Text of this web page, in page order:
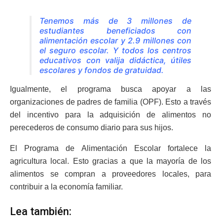
Tenemos más de 3 millones de
estudiantes beneficiados con
alimentación escolar y 2.9 millones con
el seguro escolar. Y todos los centros
educativos con valija didáctica, útiles
escolares y fondos de gratuidad.
Igualmente, el programa busca apoyar a las
organizaciones de padres de familia (OPF). Esto a través
del incentivo para la adquisición de alimentos no
perecederos de consumo diario para sus hijos.
El Programa de Alimentación Escolar fortalece la
agricultura local. Esto gracias a que la mayoría de los
alimentos se compran a proveedores locales, para
contribuir a la economía familiar.
Lea también: